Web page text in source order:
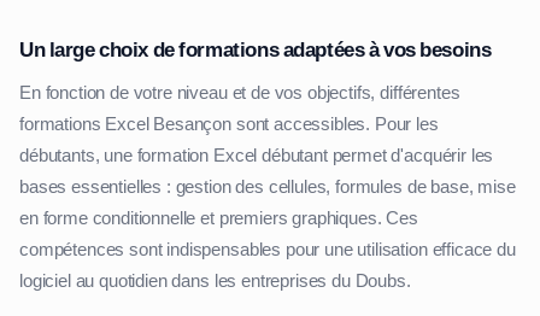
Un large choix de formations adaptées à vos besoins
En fonction de votre niveau et de vos objectifs, différentes
formations Excel Besançon sont accessibles. Pour les
débutants, une formation Excel débutant permet d'acquérir les
bases essentielles : gestion des cellules, formules de base, mise
en forme conditionnelle et premiers graphiques. Ces
compétences sont indispensables pour une utilisation efficace du
logiciel au quotidien dans les entreprises du Doubs.